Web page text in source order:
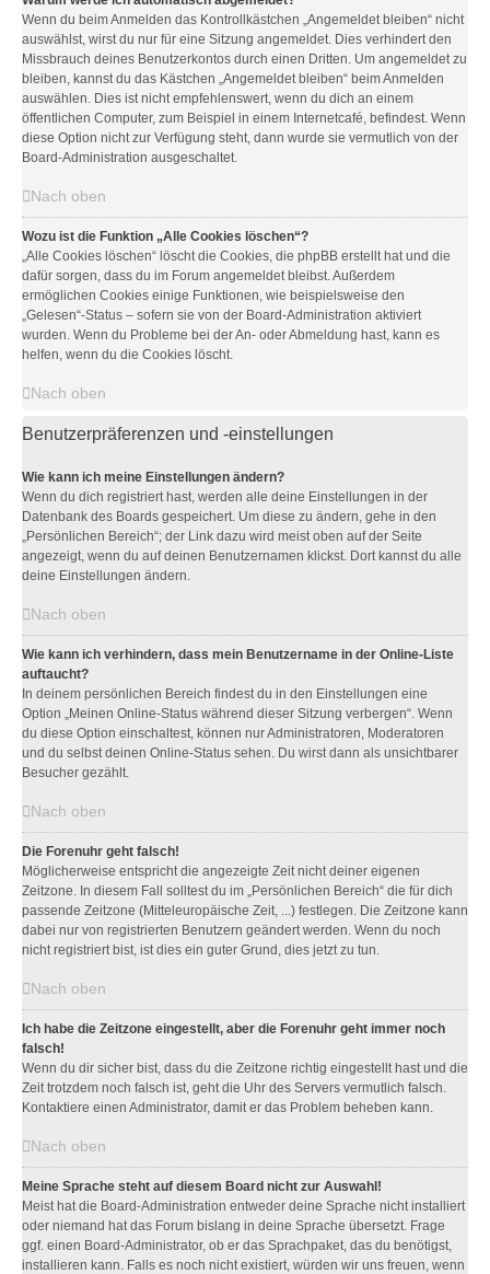
Wenn du beim Anmelden das Kontrollkästchen „Angemeldet bleiben“ nicht
auswählst, wirst du nur für eine Sitzung angemeldet. Dies verhindert den
Missbrauch deines Benutzerkontos durch einen Dritten. Um angemeldet zu
bleiben, kannst du das Kästchen „Angemeldet bleiben“ beim Anmelden
auswählen. Dies ist nicht empfehlenswert, wenn du dich an einem
öffentlichen Computer, zum Beispiel in einem Internetcafé, befindest. Wenn
diese Option nicht zur Verfügung steht, dann wurde sie vermutlich von der
Board-Administration ausgeschaltet.
Nach oben
Wozu ist die Funktion „Alle Cookies löschen“?
„Alle Cookies löschen“ löscht die Cookies, die phpBB erstellt hat und die
dafür sorgen, dass du im Forum angemeldet bleibst. Außerdem
ermöglichen Cookies einige Funktionen, wie beispielsweise den
„Gelesen“-Status – sofern sie von der Board-Administration aktiviert
wurden. Wenn du Probleme bei der An- oder Abmeldung hast, kann es
helfen, wenn du die Cookies löscht.
Nach oben
Benutzerpräferenzen und -einstellungen
Wie kann ich meine Einstellungen ändern?
Wenn du dich registriert hast, werden alle deine Einstellungen in der
Datenbank des Boards gespeichert. Um diese zu ändern, gehe in den
„Persönlichen Bereich“; der Link dazu wird meist oben auf der Seite
angezeigt, wenn du auf deinen Benutzernamen klickst. Dort kannst du alle
deine Einstellungen ändern.
Nach oben
Wie kann ich verhindern, dass mein Benutzername in der Online-Liste
auftaucht?
In deinem persönlichen Bereich findest du in den Einstellungen eine
Option „Meinen Online-Status während dieser Sitzung verbergen“. Wenn
du diese Option einschaltest, können nur Administratoren, Moderatoren
und du selbst deinen Online-Status sehen. Du wirst dann als unsichtbarer
Besucher gezählt.
Nach oben
Die Forenuhr geht falsch!
Möglicherweise entspricht die angezeigte Zeit nicht deiner eigenen
Zeitzone. In diesem Fall solltest du im „Persönlichen Bereich“ die für dich
passende Zeitzone (Mitteleuropäische Zeit, ...) festlegen. Die Zeitzone kann
dabei nur von registrierten Benutzern geändert werden. Wenn du noch
nicht registriert bist, ist dies ein guter Grund, dies jetzt zu tun.
Nach oben
Ich habe die Zeitzone eingestellt, aber die Forenuhr geht immer noch
falsch!
Wenn du dir sicher bist, dass du die Zeitzone richtig eingestellt hast und die
Zeit trotzdem noch falsch ist, geht die Uhr des Servers vermutlich falsch.
Kontaktiere einen Administrator, damit er das Problem beheben kann.
Nach oben
Meine Sprache steht auf diesem Board nicht zur Auswahl!
Meist hat die Board-Administration entweder deine Sprache nicht installiert
oder niemand hat das Forum bislang in deine Sprache übersetzt. Frage
ggf. einen Board-Administrator, ob er das Sprachpaket, das du benötigst,
installieren kann. Falls es noch nicht existiert, würden wir uns freuen, wenn